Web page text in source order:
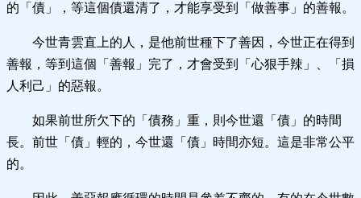
的「債」，等這個債還清了，才能享受到「做善事」的善報。
今世青雲直上的人，是他前世種下了善因，今世正在得到
善報，等到這個「善報」完了，才會受到「心狠手辣」、「損
人利己」的惡報。
如果前世所欠下的「債務」重，則今世還「債」的時間
長。前世「債」輕的，今世還「債」時間亦短。這是非常公平
的。